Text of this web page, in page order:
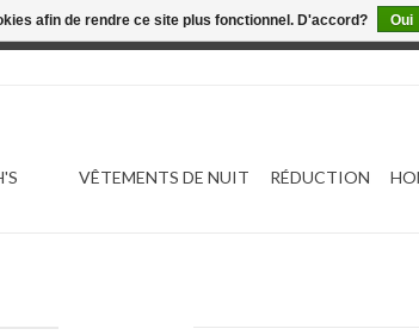
VÊTEMENTS DE NUIT RÉDUCTION
afin de rendre ce site plus fonctionnel. D'accord? Oui
est en construction. Toute commande